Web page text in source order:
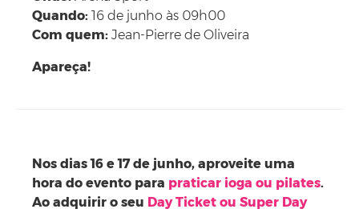
Quando: 16 de junho às 09h00
Com quem: Jean-Pierre de Oliveira
Apareça!
Nos dias 16 e 17 de junho, aproveite uma
hora do evento para praticar ioga ou pilates.
Ao adquirir o seu Day Ticket ou Super Day